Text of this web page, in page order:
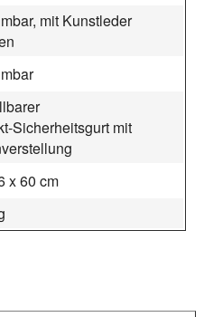
mit Kunstleder
mit
x 60 cm